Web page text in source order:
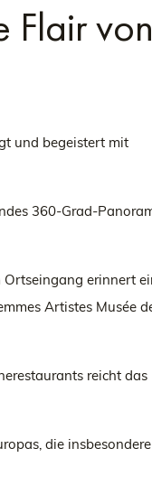
Flair von
und begeistert mit
360-Grad-
Ortseingang erinnert
Artistes Musée
reicht das
die